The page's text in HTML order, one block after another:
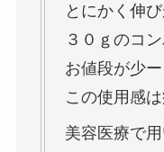
とにかく伸
３０ｇのコ
お値段が少
この使用感
美容医療で